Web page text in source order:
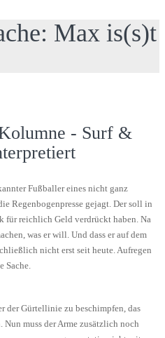
Max is(s)t
- Surf &
Fußballer eines nicht ganz
Regenbogenpresse gejagt. Der soll in
für reichlich Geld verdrückt haben. Na
was er will. Und dass er auf dem
nicht erst seit heute. Aufregen
Sache.
der Gürtellinie zu beschimpfen, das
muss der Arme zusätzlich noch